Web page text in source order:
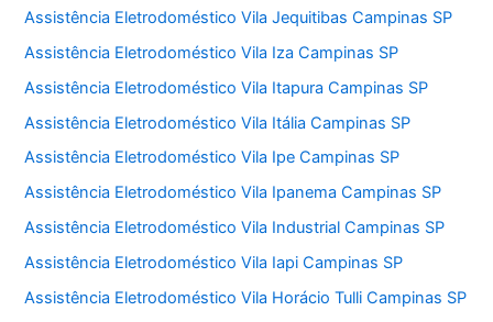
Assistência Eletrodoméstico Vila Jequitibas Campinas SP
Assistência Eletrodoméstico Vila Iza Campinas SP
Assistência Eletrodoméstico Vila Itapura Campinas SP
Assistência Eletrodoméstico Vila Itália Campinas SP
Assistência Eletrodoméstico Vila Ipe Campinas SP
Assistência Eletrodoméstico Vila Ipanema Campinas SP
Assistência Eletrodoméstico Vila Industrial Campinas SP
Assistência Eletrodoméstico Vila Iapi Campinas SP
Assistência Eletrodoméstico Vila Horácio Tulli Campinas SP